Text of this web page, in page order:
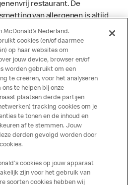
restaurant. De
van allergenen is altijd
zodoende niet garanderen dat
van allergenen bevatten.
geen aansprakelijkheid
van het binnenkrijgen van (een
klachten krijgt. Alle
bevatten van dierlijke
streeft er naar om de
altijd up to date
is alleen van
verkochte producten. Voor
en allergenen kijk
of in de McDonald’s App.
Nederland.
cookies (en/of daarmee
op haar websites om
jouw device, browser en/of
worden gebruikt om een
te creëren, voor het analyseren
te helpen bij onze
plaatsen derde partijen
tracking cookies om je
te tonen en de inhoud en
af te stemmen. Jouw
derden gevolgd worden door
cookies op jouw apparaat
zijn voor het gebruik van
soorten cookies hebben wij